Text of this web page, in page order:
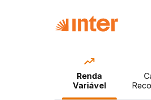
Renda
Variável